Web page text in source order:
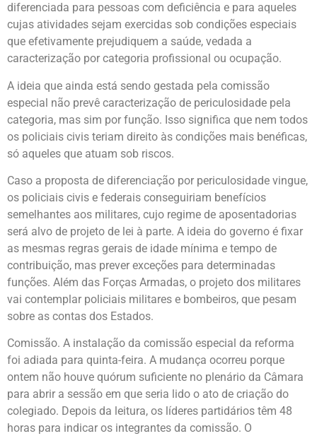
diferenciada para pessoas com deficiência e para aqueles
cujas atividades sejam exercidas sob condições especiais
que efetivamente prejudiquem a saúde, vedada a
caracterização por categoria profissional ou ocupação.
A ideia que ainda está sendo gestada pela comissão
especial não prevê caracterização de periculosidade pela
categoria, mas sim por função. Isso significa que nem todos
os policiais civis teriam direito às condições mais benéficas,
só aqueles que atuam sob riscos.
Caso a proposta de diferenciação por periculosidade vingue,
os policiais civis e federais conseguiriam benefícios
semelhantes aos militares, cujo regime de aposentadorias
será alvo de projeto de lei à parte. A ideia do governo é fixar
as mesmas regras gerais de idade mínima e tempo de
contribuição, mas prever exceções para determinadas
funções. Além das Forças Armadas, o projeto dos militares
vai contemplar policiais militares e bombeiros, que pesam
sobre as contas dos Estados.
Comissão. A instalação da comissão especial da reforma
foi adiada para quinta-feira. A mudança ocorreu porque
ontem não houve quórum suficiente no plenário da Câmara
para abrir a sessão em que seria lido o ato de criação do
colegiado. Depois da leitura, os líderes partidários têm 48
horas para indicar os integrantes da comissão. O